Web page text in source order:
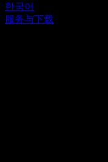
한국어
服务与下载